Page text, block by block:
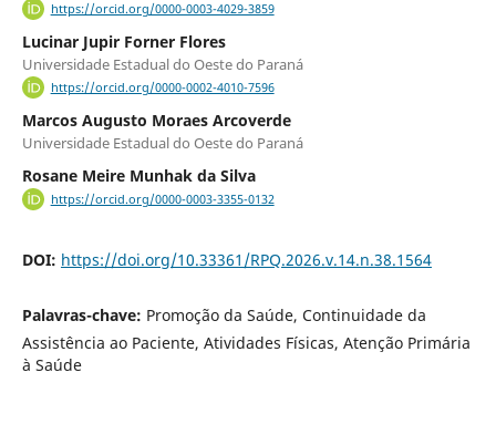
https://orcid.org/0000-0003-4029-3859
Lucinar Jupir Forner Flores
Universidade Estadual do Oeste do Paraná
https://orcid.org/0000-0002-4010-7596
Marcos Augusto Moraes Arcoverde
Universidade Estadual do Oeste do Paraná
Rosane Meire Munhak da Silva
https://orcid.org/0000-0003-3355-0132
DOI: https://doi.org/10.33361/RPQ.2026.v.14.n.38.1564
Palavras-chave: Promoção da Saúde, Continuidade da
Assistência ao Paciente, Atividades Físicas, Atenção Primária
à Saúde